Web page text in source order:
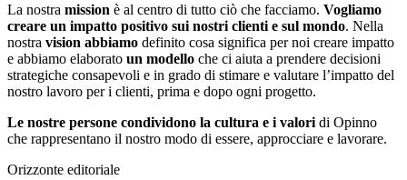
La nostra mission è al centro di tutto ciò che facciamo. Vogliamo
creare un impatto positivo sui nostri clienti e sul mondo. Nella
nostra vision abbiamo definito cosa significa per noi creare impatto
e abbiamo elaborato un modello che ci aiuta a prendere decisioni
strategiche consapevoli e in grado di stimare e valutare l’impatto del
nostro lavoro per i clienti, prima e dopo ogni progetto.
Le nostre persone condividono la cultura e i valori di Opinno
che rappresentano il nostro modo di essere, approcciare e lavorare.
Orizzonte editoriale